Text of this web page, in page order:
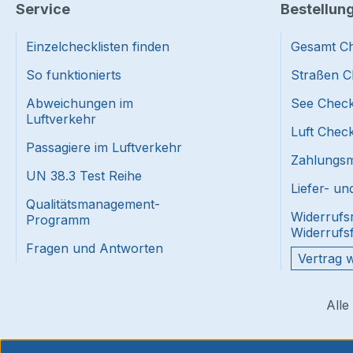
Service
Einzelchecklisten finden
So funktionierts
Abweichungen im
Luftverkehr
Passagiere im Luftverkehr
UN 38.3 Test Reihe
Qualitätsmanagement-
Programm
Fragen und Antworten
Gesamt
Straßen
See
Luft
Liefer-
Vertrag
Alle